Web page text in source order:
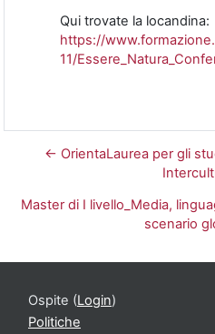
Qui trovate la locandina:
https://
11/
← OrientaLaurea per gli
Master di I livello_Media,
scenario
Ospite (Login)
Politiche